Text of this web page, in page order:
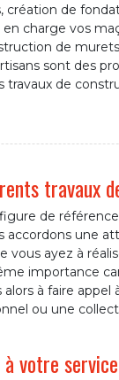
de
charge vos
de
sont des
travaux de
travaux
de
accordons une
ayez à
importance
à faire appel
ou une
votre service